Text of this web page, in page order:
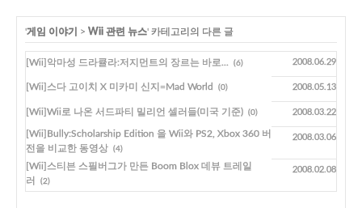
'게임 이야기 > Wii 관련 뉴스' 카테고리의 다른 글
[Wii]악마성 드라큘라:저지먼트의 장르는 바로... (6) 2008.06.29
[Wii]스다 고이치 X 미카미 신지=Mad World (0) 2008.05.13
[Wii]Wii로 나온 서드파티 밀리언 셀러들(미국 기준) (0) 2008.03.22
[Wii]Bully:Scholarship Edition 을 Wii와 PS2, Xbox 360 버
전을 비교한 동영상 (4)
2008.03.06
[Wii]스티븐 스필버그가 만든 Boom Blox 데뷰 트레일
러
(2)
2008.02.08